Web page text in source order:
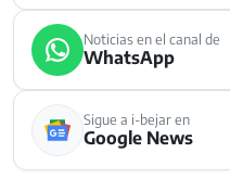
Noticias en el canal de
WhatsApp
Sigue a i-bejar en
Google News